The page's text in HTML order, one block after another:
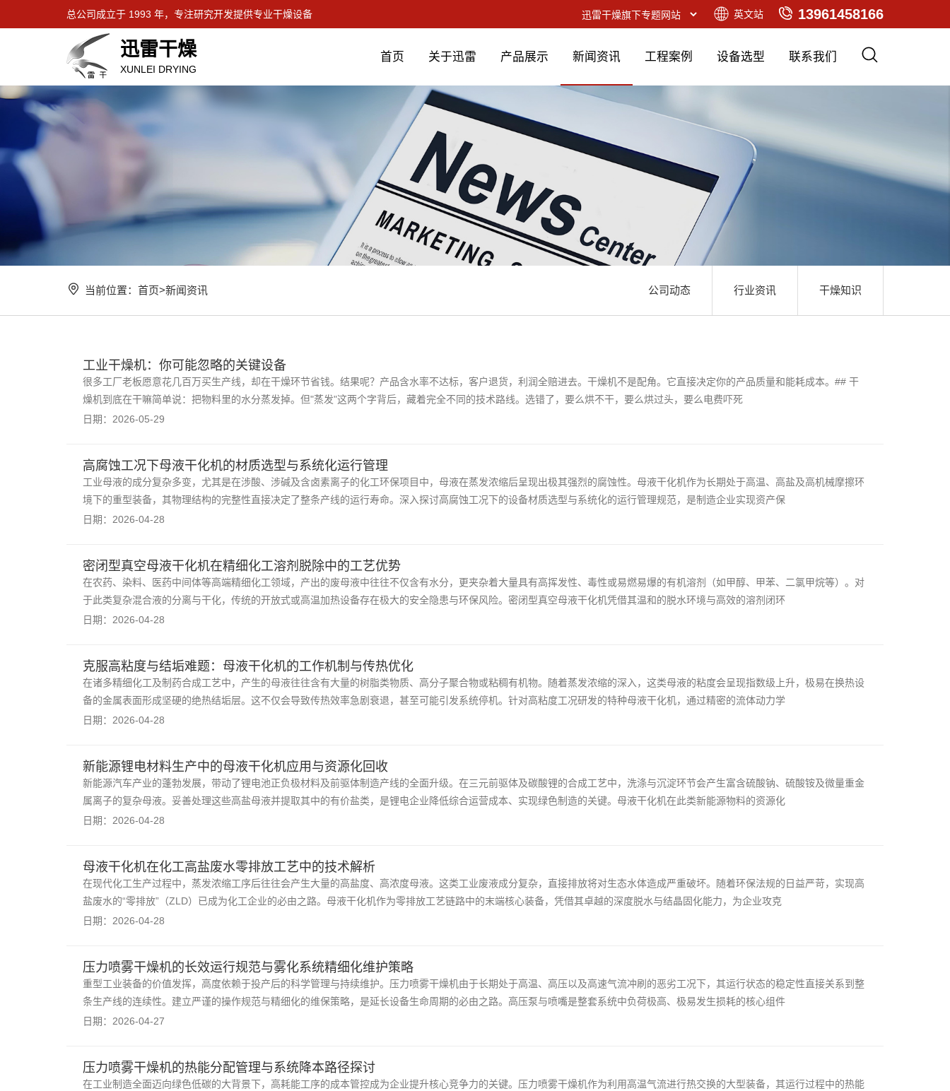
总公司成立于 1993 年，专注研究开发提供专业干燥设备 13961458166
英文站
迅雷干燥
XUNLEI DRYING
首页 关于迅雷 产品展示 新闻资讯 工程案例 设备选型 联系我们
当前位置：首页>新闻资讯 公司动态 行业资讯 干燥知识
工业干燥机：你可能忽略的关键设备
很多工厂老板愿意花几百万买生产线，却在干燥环节省钱。结果呢？产品含水率不达标，客户退货，利润全赔进去。干燥机不是配角。它直接决定你的产品质量和能耗成本。## 干
燥机到底在干嘛简单说：把物料里的水分蒸发掉。但"蒸发"这两个字背后，藏着完全不同的技术路线。选错了，要么烘不干，要么烘过头，要么电费吓死
日期：2026-05-29
高腐蚀工况下母液干化机的材质选型与系统化运行管理
工业母液的成分复杂多变，尤其是在涉酸、涉碱及含卤素离子的化工环保项目中，母液在蒸发浓缩后呈现出极其强烈的腐蚀性。母液干化机作为长期处于高温、高盐及高机械摩擦环
境下的重型装备，其物理结构的完整性直接决定了整条产线的运行寿命。深入探讨高腐蚀工况下的设备材质选型与系统化的运行管理规范，是制造企业实现资产保
日期：2026-04-28
密闭型真空母液干化机在精细化工溶剂脱除中的工艺优势
在农药、染料、医药中间体等高端精细化工领域，产出的废母液中往往不仅含有水分，更夹杂着大量具有高挥发性、毒性或易燃易爆的有机溶剂（如甲醇、甲苯、二氯甲烷等）。对
于此类复杂混合液的分离与干化，传统的开放式或高温加热设备存在极大的安全隐患与环保风险。密闭型真空母液干化机凭借其温和的脱水环境与高效的溶剂闭环
日期：2026-04-28
克服高粘度与结垢难题：母液干化机的工作机制与传热优化
在诸多精细化工及制药合成工艺中，产生的母液往往含有大量的树脂类物质、高分子聚合物或粘稠有机物。随着蒸发浓缩的深入，这类母液的粘度会呈现指数级上升，极易在换热设
备的金属表面形成坚硬的绝热结垢层。这不仅会导致传热效率急剧衰退，甚至可能引发系统停机。针对高粘度工况研发的特种母液干化机，通过精密的流体动力学
日期：2026-04-28
新能源锂电材料生产中的母液干化机应用与资源化回收
新能源汽车产业的蓬勃发展，带动了锂电池正负极材料及前驱体制造产线的全面升级。在三元前驱体及碳酸锂的合成工艺中，洗涤与沉淀环节会产生富含硫酸钠、硫酸铵及微量重金
属离子的复杂母液。妥善处理这些高盐母液并提取其中的有价盐类，是锂电企业降低综合运营成本、实现绿色制造的关键。母液干化机在此类新能源物料的资源化
日期：2026-04-28
母液干化机在化工高盐废水零排放工艺中的技术解析
在现代化工生产过程中，蒸发浓缩工序后往往会产生大量的高盐度、高浓度母液。这类工业废液成分复杂，直接排放将对生态水体造成严重破坏。随着环保法规的日益严苛，实现高
盐废水的“零排放”（ZLD）已成为化工企业的必由之路。母液干化机作为零排放工艺链路中的末端核心装备，凭借其卓越的深度脱水与结晶固化能力，为企业攻克
日期：2026-04-28
压力喷雾干燥机的长效运行规范与雾化系统精细化维护策略
重型工业装备的价值发挥，高度依赖于投产后的科学管理与持续维护。压力喷雾干燥机由于长期处于高温、高压以及高速气流冲刷的恶劣工况下，其运行状态的稳定性直接关系到整
条生产线的连续性。建立严谨的操作规范与精细化的维保策略，是延长设备生命周期的必由之路。高压泵与喷嘴是整套系统中负荷极高、极易发生损耗的核心组件
日期：2026-04-27
压力喷雾干燥机的热能分配管理与系统降本路径探讨
在工业制造全面迈向绿色低碳的大背景下，高耗能工序的成本管控成为企业提升核心竞争力的关键。压力喷雾干燥机作为利用高温气流进行热交换的大型装备，其运行过程中的热能